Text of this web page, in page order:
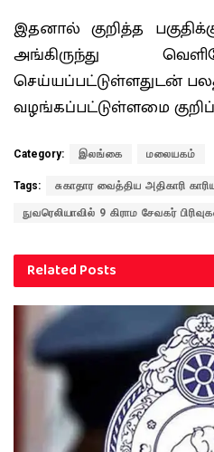
இதனால் குறித்த
அங்கிருந்து
செய்யப்பட்டுள்ளதுடன்
வழங்கப்பட்டுள்ளமை
Category: இலங்கை மலையகம்
Tags: சுகாதார வைத்திய அதிகாரி
நுவரெலியாவில் 9 கிராம சேவகர்
RelatedPosts